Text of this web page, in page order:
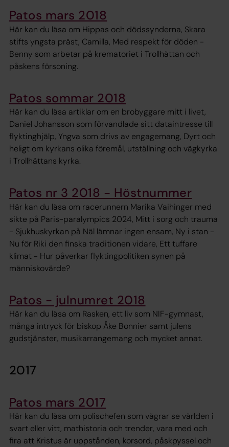
Patos mars 2018
Här kan du läsa om Hippas och dödssynderna, Skara
stifts yngsta präst, Camilla, Med respekt för döden -
Benny som arbetar på krematoriet i Trollhättan och
påskens försoning.
Patos sommar 2018
Här kan du läsa artiklar om en brobyggare mitt i livet,
Daniel Johansson som förvandlade sitt dataintresse till
flyktinghjälp, Yngva som drivs av engagemang, Dyrt och
heligt om kyrkans olika föremål, utställning och vägkyrka
i Trollhättans kyrka.
Patos nr 3 2018 - Höstnummer
Här kan du läsa om racerunnern Marika Vaihinger med
sikte på Paris-paralympics 2024, Mitt i sorg och trauma
- Sjukhuskyrkan på Näl lämnar ingen ensam, Ny i stan -
Nu för Riki den finska traditionen vidare, Ett tuffare
klimat - Hur påverkar flyktingpolitiken synen på
människovärde?
Patos - julnumret 2018
Här kan du läsa om Rasken, ett liv som NIF-gymnast,
många intryck för biskop Åke Bonnier samt julens
gudstjänster, musikarrangemang och mycket annat.
2017
Patos mars 2017
Här kan du läsa om polischefen som vägrar se världen i
svart eller vitt, mathistoria och trender, vara med och
fira att Kristus är uppstånden, korsord, påskpyssel och